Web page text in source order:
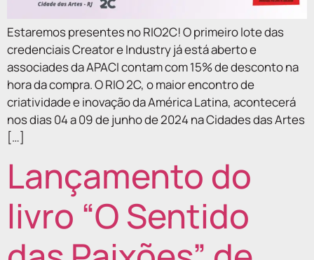
Estaremos presentes no RIO2C! O primeiro lote das
credenciais Creator e Industry já está aberto e
associades da APACI contam com 15% de desconto na
hora da compra. O RIO 2C, o maior encontro de
criatividade e inovação da América Latina, acontecerá
nos dias 04 a 09 de junho de 2024 na Cidades das Artes
[…]
Lançamento do
livro “O Sentido